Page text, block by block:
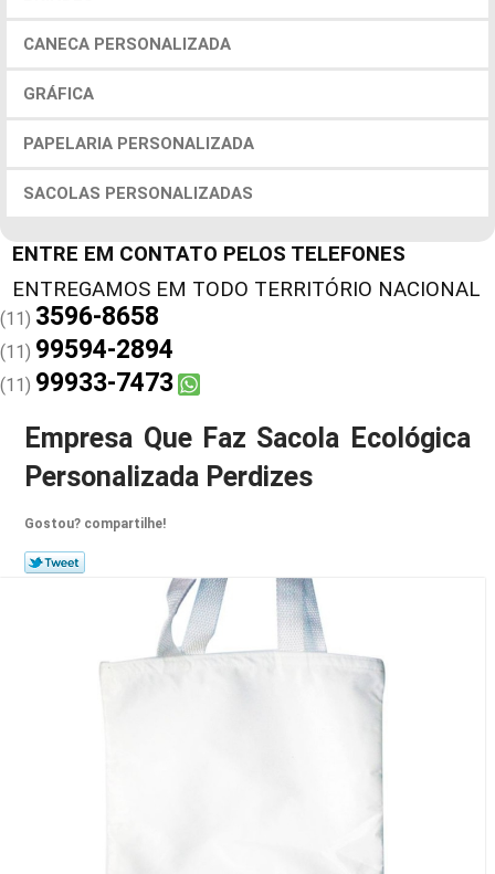
CANECA PERSONALIZADA
GRÁFICA
PAPELARIA PERSONALIZADA
SACOLAS PERSONALIZADAS
ENTRE EM CONTATO PELOS TELEFONES
(11) 3596-8658
(11) 99594-2894
(11) 99933-7473
Empresa Que Faz Sacola Ecológica
Personalizada Perdizes
Gostou? compartilhe!